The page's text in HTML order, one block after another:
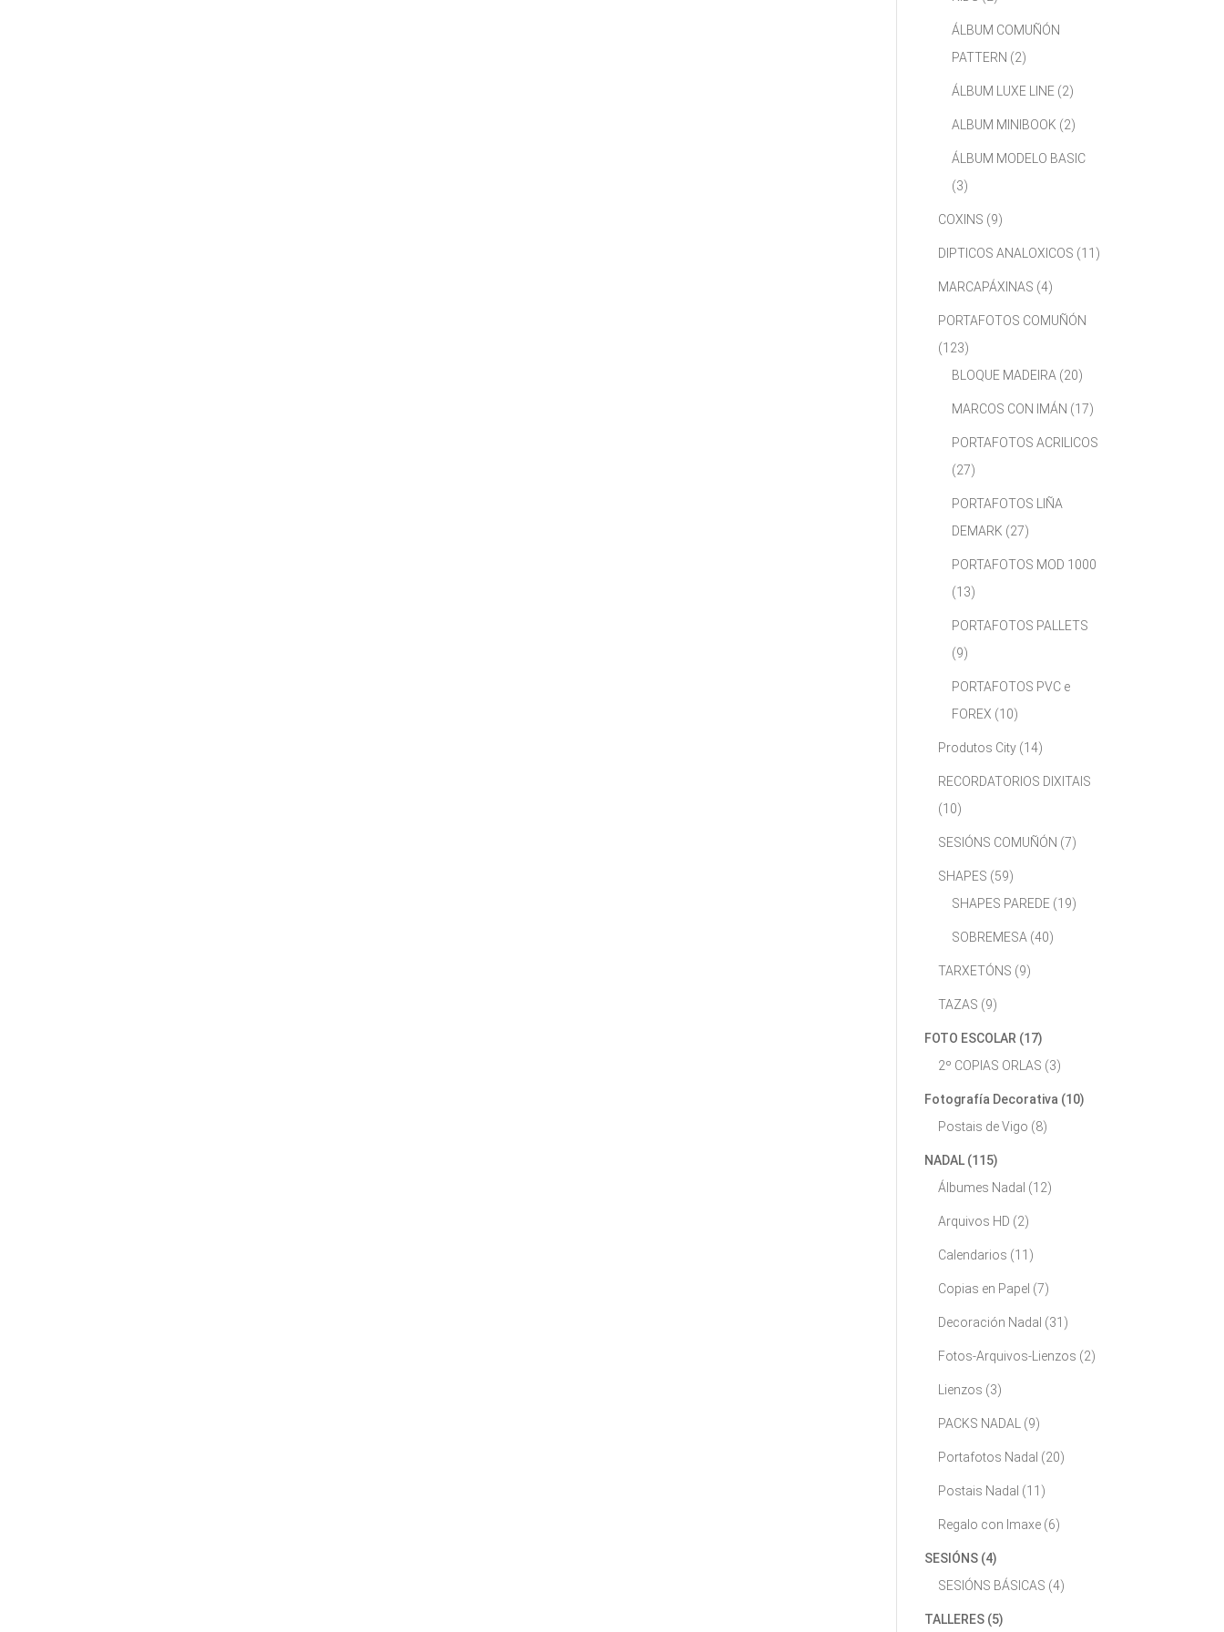
ÁLBUM COMUÑÓN
PATTERN (2)
ÁLBUM LUXE LINE (2)
ALBUM MINIBOOK (2)
ÁLBUM MODELO BASIC
(3)
COXINS (9)
DIPTICOS ANALOXICOS (11)
MARCAPÁXINAS (4)
PORTAFOTOS COMUÑÓN
(123)
BLOQUE MADEIRA (20)
MARCOS CON IMÁN (17)
PORTAFOTOS ACRILICOS
(27)
PORTAFOTOS LIÑA
DEMARK (27)
PORTAFOTOS MOD 1000
(13)
PORTAFOTOS PALLETS
(9)
PORTAFOTOS PVC e
FOREX (10)
Produtos City (14)
RECORDATORIOS DIXITAIS
(10)
SESIÓNS COMUÑÓN (7)
SHAPES (59)
SHAPES PAREDE (19)
SOBREMESA (40)
TARXETÓNS (9)
TAZAS (9)
FOTO ESCOLAR (17)
2º COPIAS ORLAS (3)
Fotografía Decorativa (10)
Postais de Vigo (8)
NADAL (115)
Álbumes Nadal (12)
Arquivos HD (2)
Calendarios (11)
Copias en Papel (7)
Decoración Nadal (31)
Fotos-Arquivos-Lienzos (2)
Lienzos (3)
PACKS NADAL (9)
Portafotos Nadal (20)
Postais Nadal (11)
Regalo con Imaxe (6)
SESIÓNS (4)
SESIÓNS BÁSICAS (4)
TALLERES (5)